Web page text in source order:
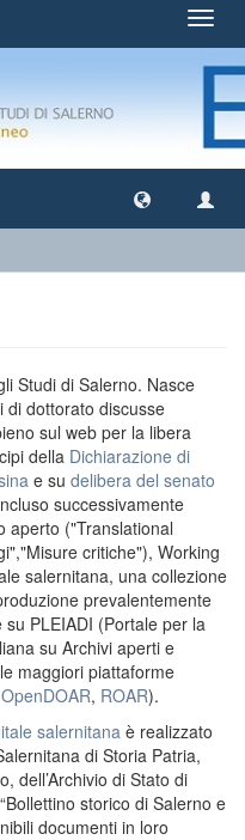
Studi di Salerno. Nasce
di dottorato discusse
sul web per la libera
della Dichiarazione di
e su delibera del senato
successivamente
aperto ("Translational
critiche"), Working
salernitana, una collezione
prevalentemente
PLEIADI (Portale per la
su Archivi aperti e
maggiori piattaforme
OpenDOAR, ROAR).
salernitana è realizzato
di Storia Patria,
dell’Archivio di Stato di
storico di Salerno e
documenti in loro